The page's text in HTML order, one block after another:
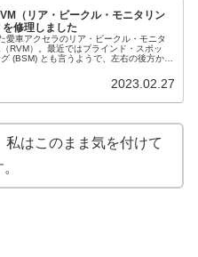
（リア・ビークル・モニタリン
修理しました
愛車アクセラのリア・ビークル・モニタ
RVM）。最近ではブラインド・スポッ
(BSM) とも言うようで、左右の後方から
2023.02.27
私はこのまま気を付けて